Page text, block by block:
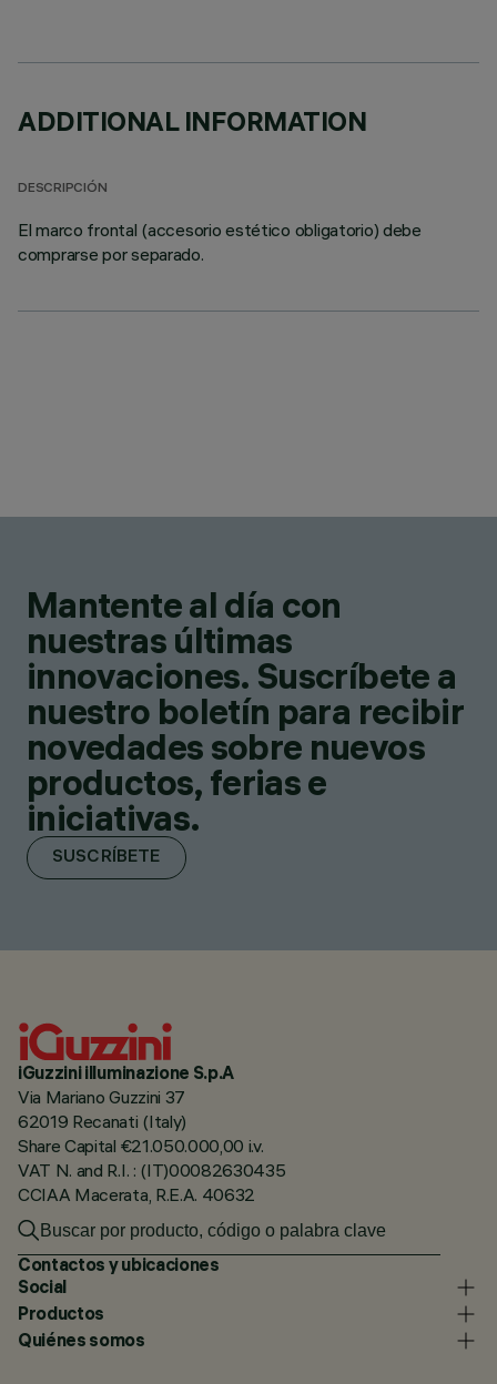
ADDITIONAL INFORMATION
DESCRIPCIÓN
El marco frontal (accesorio estético obligatorio) debe
comprarse por separado.
Mantente al día con
nuestras últimas
innovaciones. Suscríbete a
nuestro boletín para recibir
novedades sobre nuevos
productos, ferias e
iniciativas.
SUSCRÍBETE
iGuzzini illuminazione S.p.A
Via Mariano Guzzini 37
62019 Recanati (Italy)
Share Capital €21.050.000,00 i.v.
VAT N. and R.I. : (IT)00082630435
CCIAA Macerata, R.E.A. 40632
Contactos y ubicaciones
Social
Productos
Quiénes somos